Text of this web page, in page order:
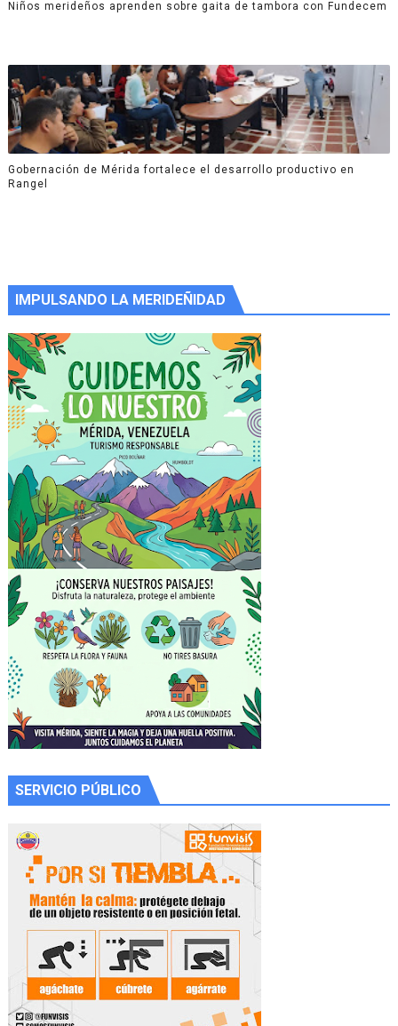
Niños merideños aprenden sobre gaita de tambora con Fundecem
Gobernación de Mérida fortalece el desarrollo productivo en
Rangel
IMPULSANDO LA MERIDEÑIDAD
SERVICIO PÚBLICO